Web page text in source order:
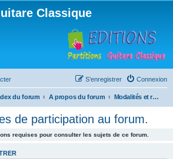
Classique
Connexion
S’enregistrer
du forum A propos du forum Modalités et règles de participation au forum.
de participation au forum.
requises pour consulter les sujets de ce forum.